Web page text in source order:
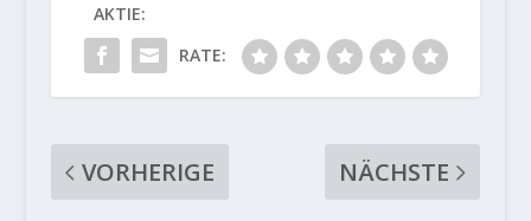
AKTIE:
RATE:
VORHERIGE
NÄCHSTE